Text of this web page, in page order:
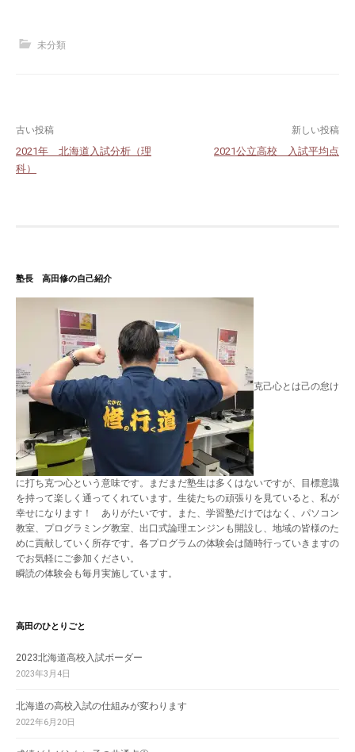
未分類
投
稿
ー
シ
古い投稿
2021年 北海道入試分析（理
科）
新しい投稿
2021公立高校 入試平均点
塾長 高田修の自己紹介
克己心とは己の怠け
に打ち克つ心という意味です。まだまだ塾生は多くはないですが、目標意識
を持って楽しく通ってくれています。生徒たちの頑張りを見ていると、私が
幸せになります！ ありがたいです。また、学習塾だけではなく、パソコン
教室、プログラミング教室、出口式論理エンジンも開設し、地域の皆様のた
めに貢献していく所存です。各プログラムの体験会は随時行っていきますの
でお気軽にご参加ください。
瞬読の体験会も毎月実施しています。
高田のひとりごと
2023北海道高校入試ボーダー
2023年3月4日
北海道の高校入試の仕組みが変わります
2022年6月20日